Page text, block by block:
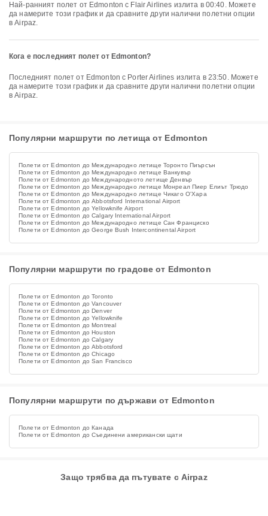
Най-ранният полет от Edmonton с Flair Airlines излита в 00:40. Можете
да намерите този график и да сравните други налични полетни опции
в Airpaz.
Кога е последният полет от Edmonton?
Последният полет от Edmonton с Porter Airlines излита в 23:50. Можете
да намерите този график и да сравните други налични полетни опции
в Airpaz.
Популярни маршрути по летища от Edmonton
Полети от Edmonton до Международно летище Торонто Пиърсън
Полети от Edmonton до Международно летище Ванкувър
Полети от Edmonton до Международното летище Денвър
Полети от Edmonton до Международно летище Монреал Пиер Елиът Трюдо
Полети от Edmonton до Международно летище Чикаго О'Хара
Полети от Edmonton до Abbotsford International Airport
Полети от Edmonton до Yellowknife Airport
Полети от Edmonton до Calgary International Airport
Полети от Edmonton до Международно летище Сан Франциско
Полети от Edmonton до George Bush Intercontinental Airport
Популярни маршрути по градове от Edmonton
Полети от Edmonton до Toronto
Полети от Edmonton до Vancouver
Полети от Edmonton до Denver
Полети от Edmonton до Yellowknife
Полети от Edmonton до Montreal
Полети от Edmonton до Houston
Полети от Edmonton до Calgary
Полети от Edmonton до Abbotsford
Полети от Edmonton до Chicago
Полети от Edmonton до San Francisco
Популярни маршрути по държави от Edmonton
Полети от Edmonton до Канада
Полети от Edmonton до Съединени американски щати
Защо трябва да пътувате с Airpaz